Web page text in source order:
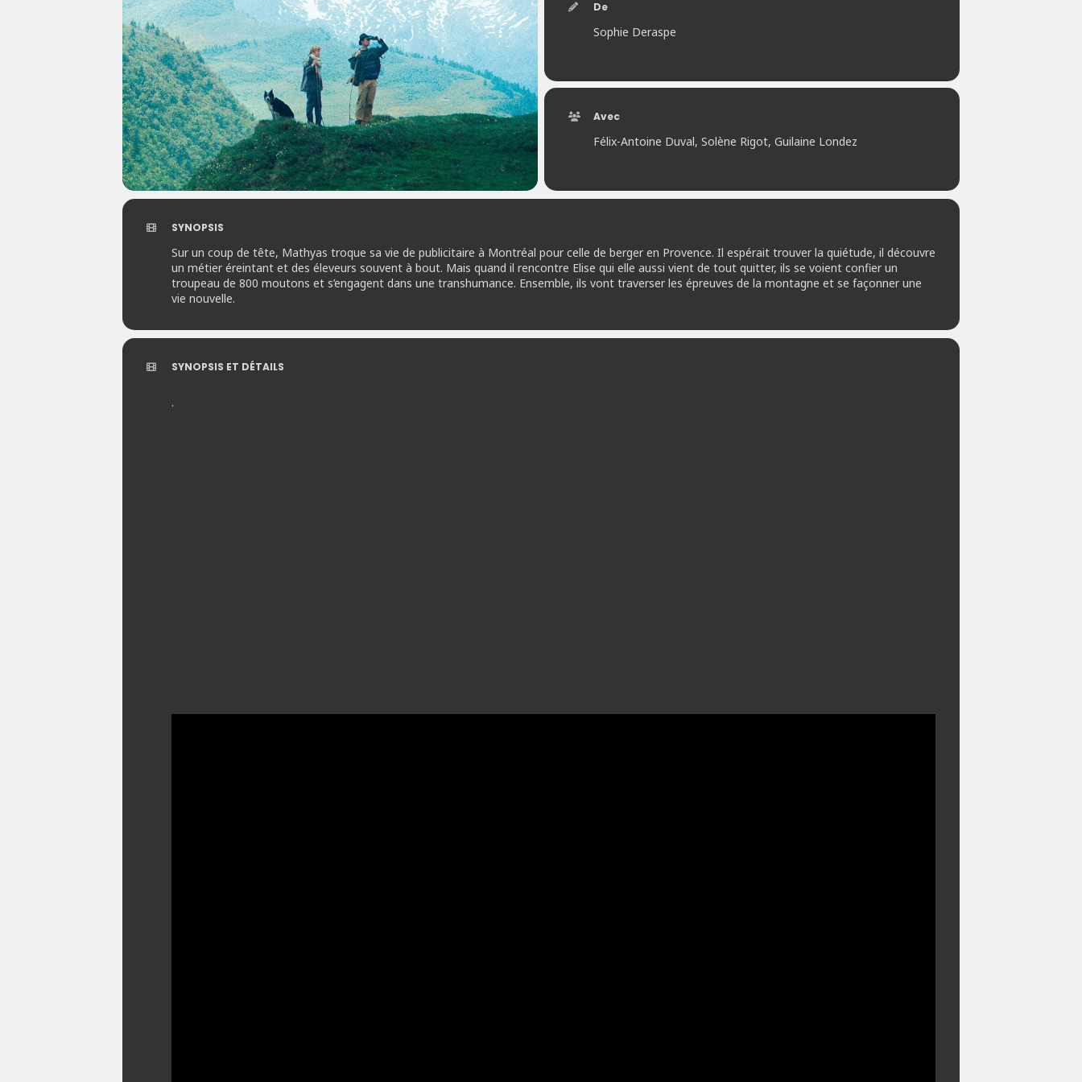
De
Sophie Deraspe
Avec
Félix-Antoine Duval, Solène Rigot, Guilaine Londez
SYNOPSIS
Sur un coup de tête, Mathyas troque sa vie de publicitaire à Montréal pour celle de berger en Provence. Il espérait trouver la quiétude, il découvre
un métier éreintant et des éleveurs souvent à bout. Mais quand il rencontre Elise qui elle aussi vient de tout quitter, ils se voient confier un
troupeau de 800 moutons et s’engagent dans une transhumance. Ensemble, ils vont traverser les épreuves de la montagne et se façonner une
vie nouvelle.
SYNOPSIS ET DÉTAILS
.